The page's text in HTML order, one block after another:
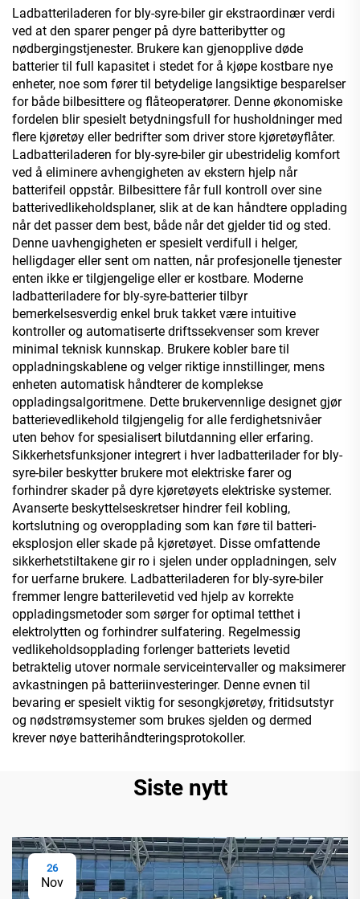
design
Ladbatteriladeren for bly-syre-biler gir ekstraordinær verdi
ved at den sparer penger på dyre batteribytter og
nødbergingstjenester. Brukere kan gjenopplive døde
batterier til full kapasitet i stedet for å kjøpe kostbare nye
enheter, noe som fører til betydelige langsiktige besparelser
for både bilbesittere og flåteoperatører. Denne økonomiske
fordelen blir spesielt betydningsfull for husholdninger med
flere kjøretøy eller bedrifter som driver store kjøretøyflåter.
Ladbatteriladeren for bly-syre-biler gir ubestridelig komfort
ved å eliminere avhengigheten av ekstern hjelp når
batterifeil oppstår. Bilbesittere får full kontroll over sine
batterivedlikeholdsplaner, slik at de kan håndtere opplading
når det passer dem best, både når det gjelder tid og sted.
Denne uavhengigheten er spesielt verdifull i helger,
helligdager eller sent om natten, når profesjonelle tjenester
enten ikke er tilgjengelige eller er kostbare. Moderne
ladbatteriladere for bly-syre-batterier tilbyr
bemerkelsesverdig enkel bruk takket være intuitive
kontroller og automatiserte driftssekvenser som krever
minimal teknisk kunnskap. Brukere kobler bare til
oppladningskablene og velger riktige innstillinger, mens
enheten automatisk håndterer de komplekse
oppladingsalgoritmene. Dette brukervennlige designet gjør
batterievedlikehold tilgjengelig for alle ferdighetsnivåer
uten behov for spesialisert bilutdanning eller erfaring.
Sikkerhetsfunksjoner integrert i hver ladbatterilader for bly-
syre-biler beskytter brukere mot elektriske farer og
forhindrer skader på dyre kjøretøyets elektriske systemer.
Avanserte beskyttelseskretser hindrer feil kobling,
kortslutning og overopplading som kan føre til batteri-
eksplosjon eller skade på kjøretøyet. Disse omfattende
sikkerhetstiltakene gir ro i sjelen under oppladningen, selv
for uerfarne brukere. Ladbatteriladeren for bly-syre-biler
fremmer lengre batterilevetid ved hjelp av korrekte
oppladingsmetoder som sørger for optimal tetthet i
elektrolytten og forhindrer sulfatering. Regelmessig
vedlikeholdsopplading forlenger batteriets levetid
betraktelig utover normale serviceintervaller og maksimerer
avkastningen på batteriinvesteringer. Denne evnen til
bevaring er spesielt viktig for sesongkjøretøy, fritidsutstyr
og nødstrømsystemer som brukes sjelden og dermed
krever nøye batterihåndteringsprotokoller.
Siste nytt
26
Nov